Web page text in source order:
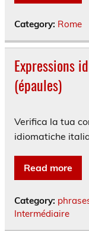
Category: Rome
Expressions
(épaules)
Verifica la tua
idiomatiche
Read more
Category:
Intermédiaire